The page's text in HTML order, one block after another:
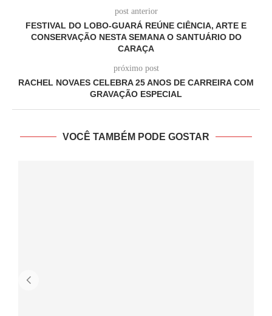
post anterior
FESTIVAL DO LOBO-GUARÁ REÚNE CIÊNCIA, ARTE E
CONSERVAÇÃO NESTA SEMANA O SANTUÁRIO DO
CARAÇA
próximo post
RACHEL NOVAES CELEBRA 25 ANOS DE CARREIRA COM
GRAVAÇÃO ESPECIAL
VOCÊ TAMBÉM PODE GOSTAR